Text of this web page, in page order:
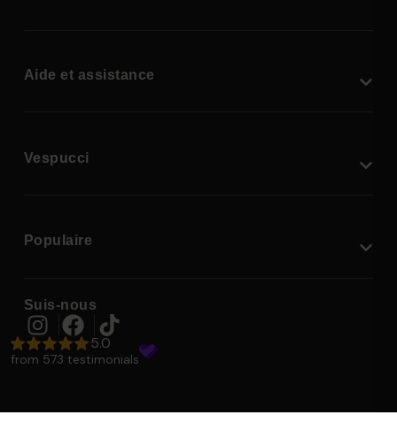
Aide et assistance
Vespucci
Populaire
Suis-nous